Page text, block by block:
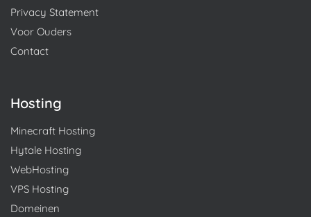
Privacy Statement
Voor Ouders
Contact
Hosting
Minecraft Hosting
Hytale Hosting
WebHosting
VPS Hosting
Domeinen